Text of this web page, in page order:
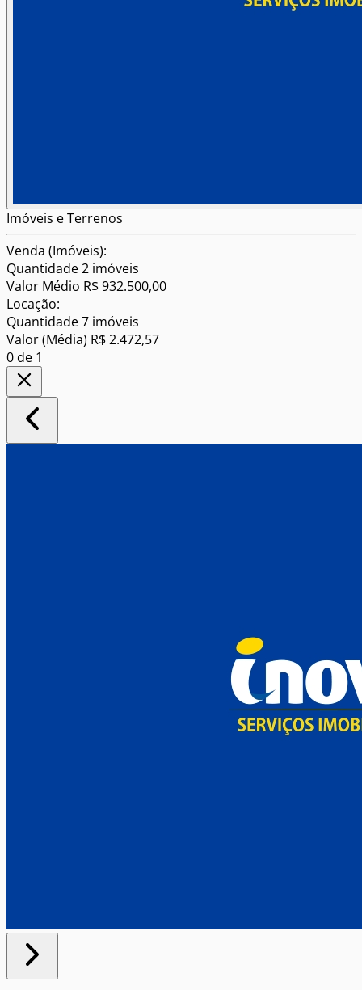
Imóveis e Terrenos
Venda (Imóveis):
Quantidade2 imóveis
Valor Médio R$ 932.500,00
Locação:
Quantidade7 imóveis
Valor (Média) R$ 2.472,57
0de 1